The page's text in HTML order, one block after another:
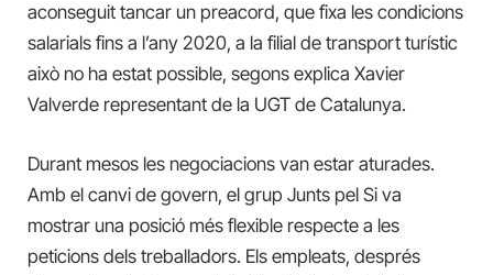
aconseguit tancar un preacord, que fixa les condicions
salarials fins a l’any 2020, a la filial de transport turístic
això no ha estat possible, segons explica Xavier
Valverde representant de la UGT de Catalunya.
Durant mesos les negociacions van estar aturades.
Amb el canvi de govern, el grup Junts pel Si va
mostrar una posició més flexible respecte a les
peticions dels treballadors. Els empleats, després